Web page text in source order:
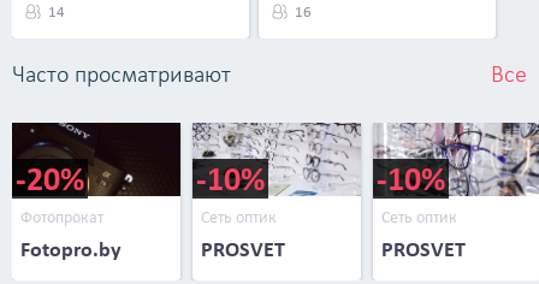
14
16
Часто просматривают Все
-20%
Фотопрокат
Fotopro.by
-10%
Сеть оптик
PROSVET
-10%
Сеть оптик
PROSVET